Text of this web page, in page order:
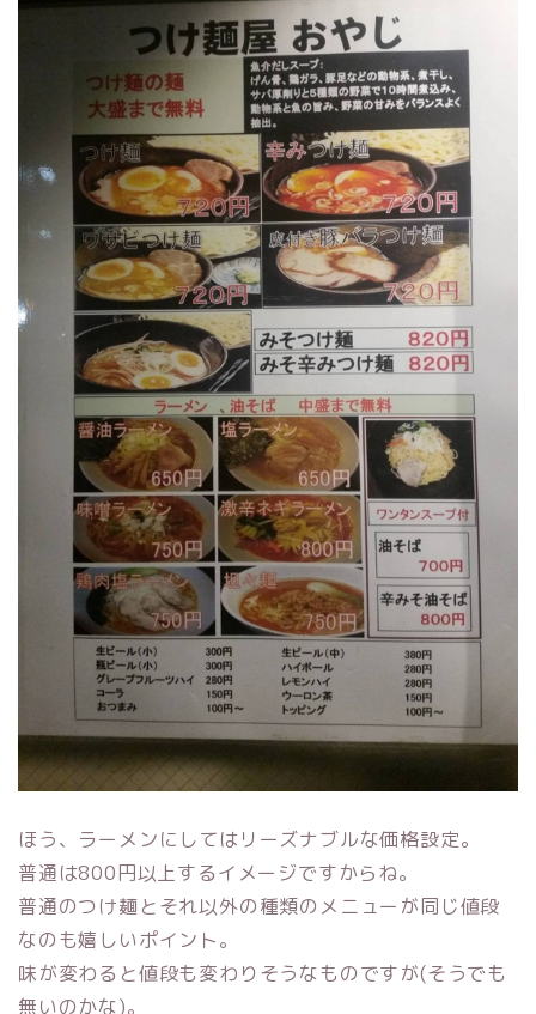
ほう、ラーメンにしてはリーズナブルな価格設定。
普通は800円以上するイメージですからね。
普通のつけ麺とそれ以外の種類のメニューが同じ値段
なのも嬉しいポイント。
味が変わると値段も変わりそうなものですが(そうでも
無いのかな)。